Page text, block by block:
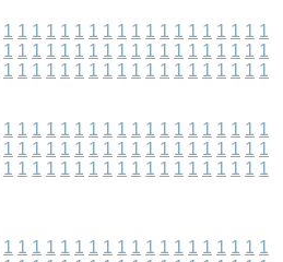
1 1 1 1 1 1 1 1 1 1 1 1 1 1 1 1 1 1 1
1 1 1 1 1 1 1 1 1 1 1 1 1 1 1 1 1 1 1
1 1 1 1 1 1 1 1 1 1 1 1 1 1 1 1 1 1 1
1 1 1 1 1 1 1 1 1 1 1 1 1 1 1 1 1 1 1
1 1 1 1 1 1 1 1 1 1 1 1 1 1 1 1 1 1 1
1 1 1 1 1 1 1 1 1 1 1 1 1 1 1 1 1 1 1
1 1 1 1 1 1 1 1 1 1 1 1 1 1 1 1 1 1 1